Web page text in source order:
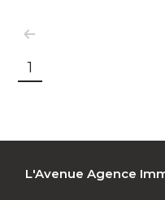
1
L'Avenue Agence